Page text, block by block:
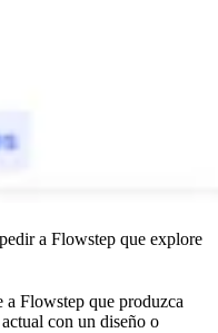
a Flowstep que explore
Flowstep que produzca
con un diseño o